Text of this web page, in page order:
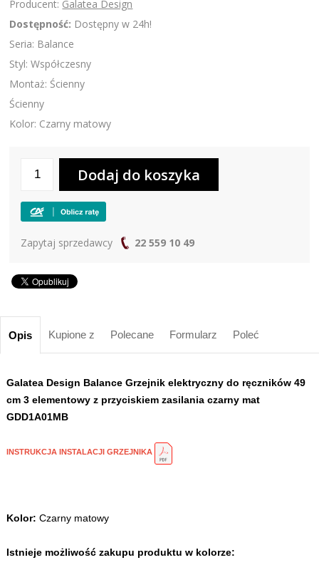
Producent: Galatea Design
Dostępność: Dostępny w 24h!
Seria: Balance
Styl: Współczesny
Montaż: Ścienny
Ścienny
Kolor: Czarny matowy
Zapytaj sprzedawcy 22 559 10 49
Opis Kupione z Polecane Formularz Poleć
Galatea Design Balance Grzejnik elektryczny do ręczników 49
cm 3 elementowy z przyciskiem zasilania czarny mat
GDD1A01MB
INSTRUKCJA INSTALACJI GRZEJNIKA
Kolor: Czarny matowy
Istnieje możliwość zakupu produktu w kolorze: